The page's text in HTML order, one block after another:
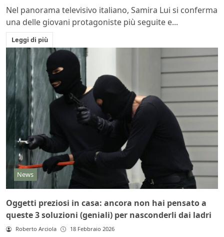
Nel panorama televisivo italiano, Samira Lui si conferma
una delle giovani protagoniste più seguite e...
Leggi di più
News
Oggetti preziosi in casa: ancora non hai pensato a
queste 3 soluzioni (geniali) per nasconderli dai ladri
Roberto Arciola 18 Febbraio 2026